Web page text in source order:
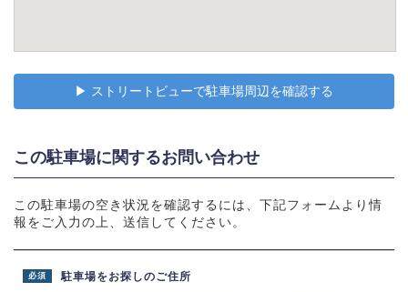
▶︎ ストリートビューで駐車場周辺を確認する
この駐車場に関するお問い合わせ
この駐車場の空き状況を確認するには、下記フォームより情
報をご入力の上、送信してください。
駐車場をお探しのご住所
必須